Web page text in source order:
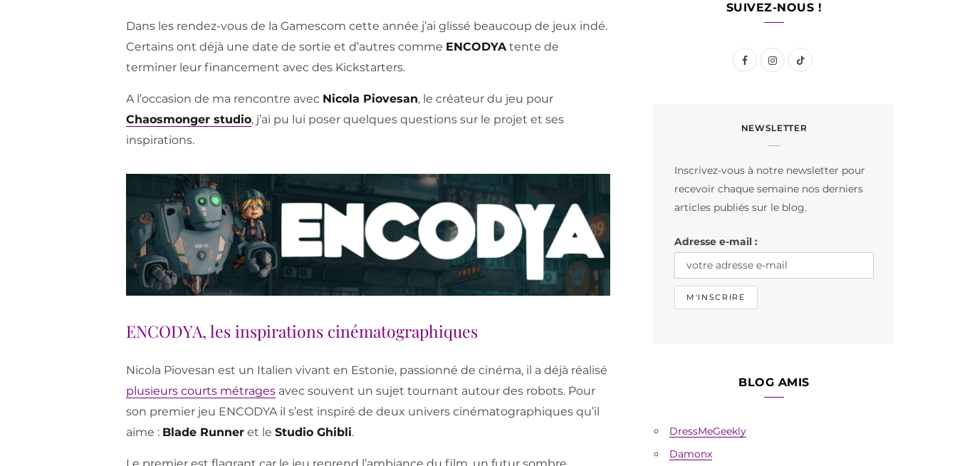
Dans les rendez-vous de la Gamescom cette année j’ai glissé beaucoup de jeux indé.
Certains ont déjà une date de sortie et d’autres comme ENCODYA tente de
terminer leur financement avec des Kickstarters.
A l’occasion de ma rencontre avec Nicola Piovesan, le créateur du jeu pour
Chaosmonger studio, j’ai pu lui poser quelques questions sur le projet et ses
inspirations.
ENCODYA, les inspirations cinématographiques
Nicola Piovesan est un Italien vivant en Estonie, passionné de cinéma, il a déjà réalisé
plusieurs courts métrages avec souvent un sujet tournant autour des robots. Pour
son premier jeu ENCODYA il s’est inspiré de deux univers cinématographiques qu’il
aime : Blade Runner et le Studio Ghibli.
SUIVEZ-NOUS !
F
e
o
I
t
r
m
T
T
NEWSLETTER
Inscrivez-vous à notre newsletter pour
recevoir chaque semaine nos derniers
articles publiés sur le blog.
Adresse e-mail :
BLOG AMIS
DressMeGeekly
Damonx